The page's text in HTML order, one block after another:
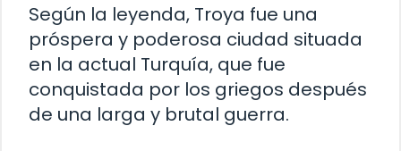
Según la leyenda, Troya fue una
próspera y poderosa ciudad situada
en la actual Turquía, que fue
conquistada por los griegos después
de una larga y brutal guerra.